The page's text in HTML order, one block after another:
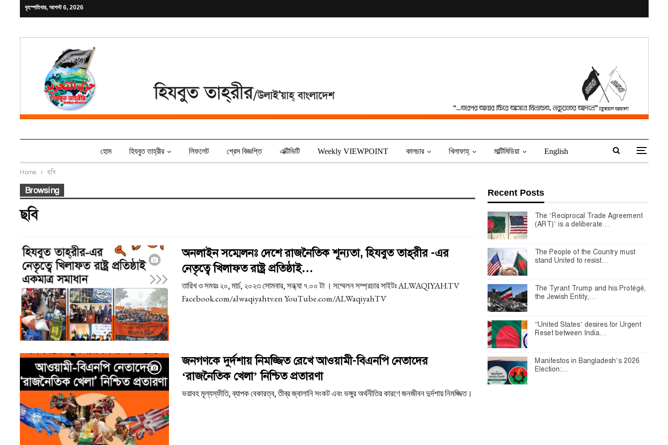
বৃহস্পতিবার, আগস্ট 6, 2026
হোম হিযবুত তাহ্‌রীর লিফলেট প্রেস বিজ্ঞপ্তি এক্টিভিটি Weekly VIEWPOINT কালচার খিলাফাহ্‌ মাল্টিমিডিয়া English
Home ছবি
Browsing
ছবি
অনলাইন সম্মেলনঃ দেশে রাজনৈতিক শূন্যতা, হিযবুত তাহ্‌রীর -এর
নেতৃত্বে খিলাফত রাষ্ট্র প্রতিষ্ঠাই…
তারিখ ও সময়ঃ ২০, মার্চ, ২০২৩ সোমবার, সন্ধ্যা ৭.০০ টা । সম্মেলন সম্প্রচার সাইটঃ ALWAQIYAH.TV
Facebook.com/alwaqiyahtv.en YouTube.com/ALWaqiyahTV
জনগণকে দুর্দশায় নিমজ্জিত রেখে আওয়ামী-বিএনপি নেতাদের
‘রাজনৈতিক খেলা’ নিশ্চিত প্রতারণা
ভয়াবহ মূল্যস্ফীতি, ব্যাপক বেকারত্ব, তীব্র জ্বালানি সংকট এবং ভঙ্গুর অর্থনীতির কারণে জনজীবন দুর্দশায় নিমজ্জিত।
Recent Posts
The ‘Reciprocal Trade Agreement
(ART)’ is a deliberate…
The People of the Country must
stand United to resist…
The Tyrant Trump and his Protégé,
the Jewish Entity,…
“United States’ desires for Urgent
Reset between India…
Manifestos in Bangladesh’s 2026
Election:…